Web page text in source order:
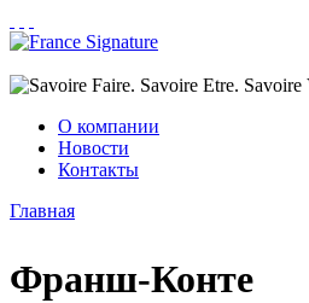
О компании
Новости
Контакты
Главная
Франш-Конте